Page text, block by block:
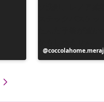
投
稿
coccolahome.meraj